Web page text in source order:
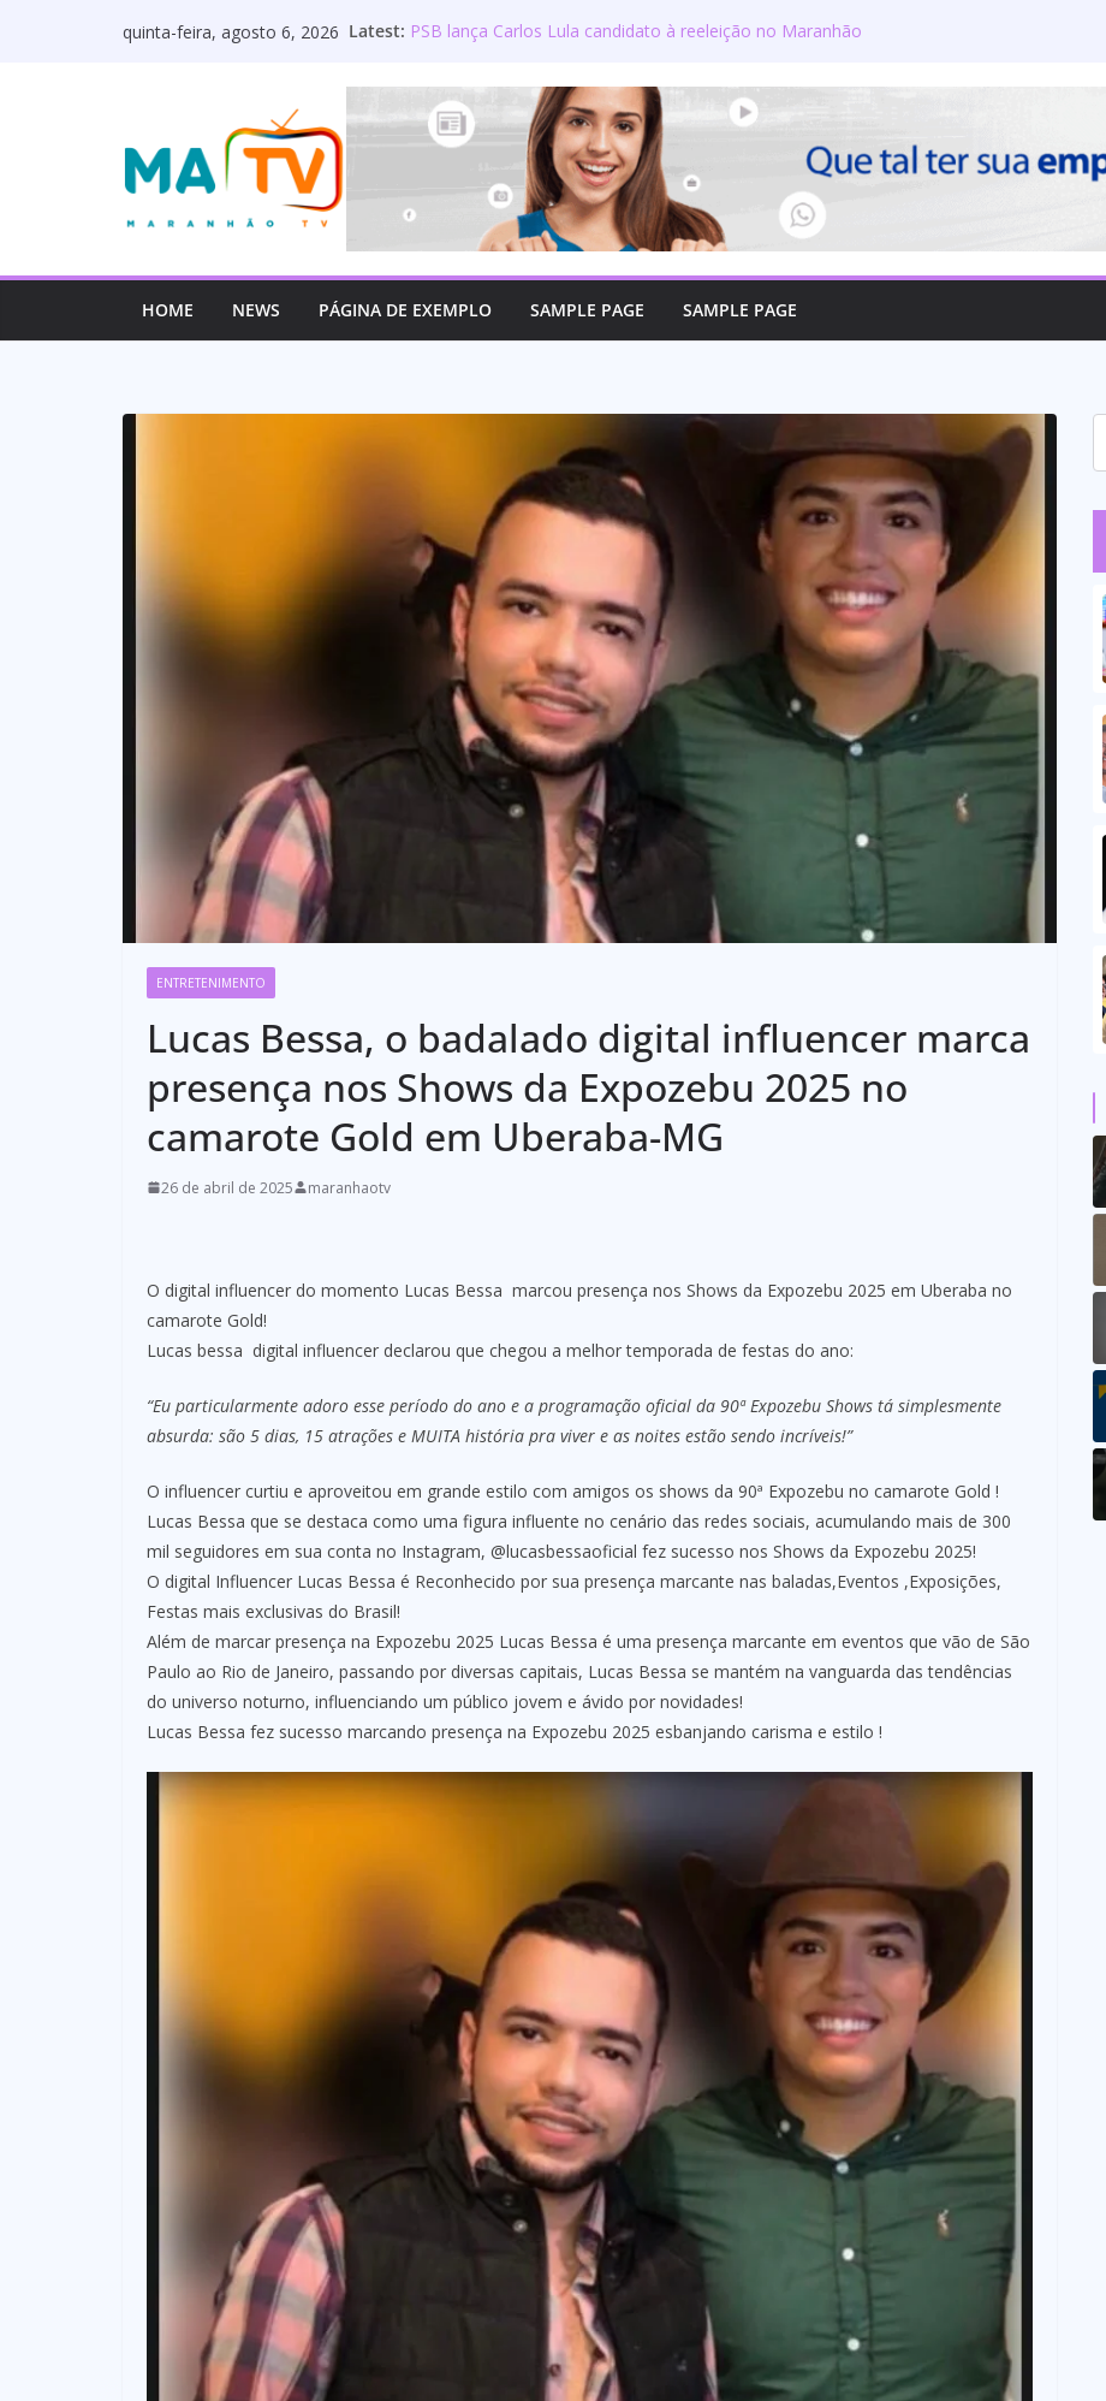
quinta-feira, agosto 6, 2026 Latest: PSB lança Carlos Lula candidato à reeleição no Maranhão
Lourdinha Pereira toma posse no Senado e se torna a
primeira senadora de Coroatá
Wellington do Curso oficializa candidatura a deputado
estadual e reafirma compromisso com o povo do Maranhão
Mulato é oficializado como candidato a deputado federal
HOME NEWS PÁGINA DE EXEMPLO SAMPLE PAGE SAMPLE PAGE
ENTRETENIMENTO
Lucas Bessa, o badalado digital influencer marca
presença nos Shows da Expozebu 2025 no
camarote Gold em Uberaba-MG
26 de abril de 2025 maranhaotv
O digital influencer do momento Lucas Bessa marcou presença nos Shows da Expozebu 2025 em Uberaba no
camarote Gold!
Lucas bessa digital influencer declarou que chegou a melhor temporada de festas do ano:
“Eu particularmente adoro esse período do ano e a programação oficial da 90ª Expozebu Shows tá simplesmente
absurda: são 5 dias, 15 atrações e MUITA história pra viver e as noites estão sendo incríveis!”
O influencer curtiu e aproveitou em grande estilo com amigos os shows da 90ª Expozebu no camarote Gold !
Lucas Bessa que se destaca como uma figura influente no cenário das redes sociais, acumulando mais de 300
mil seguidores em sua conta no Instagram, @lucasbessaoficial fez sucesso nos Shows da Expozebu 2025!
O digital Influencer Lucas Bessa é Reconhecido por sua presença marcante nas baladas,Eventos ,Exposições,
Festas mais exclusivas do Brasil!
Além de marcar presença na Expozebu 2025 Lucas Bessa é uma presença marcante em eventos que vão de São
Paulo ao Rio de Janeiro, passando por diversas capitais, Lucas Bessa se mantém na vanguarda das tendências
do universo noturno, influenciando um público jovem e ávido por novidades!
Lucas Bessa fez sucesso marcando presença na Expozebu 2025 esbanjando carisma e estilo !